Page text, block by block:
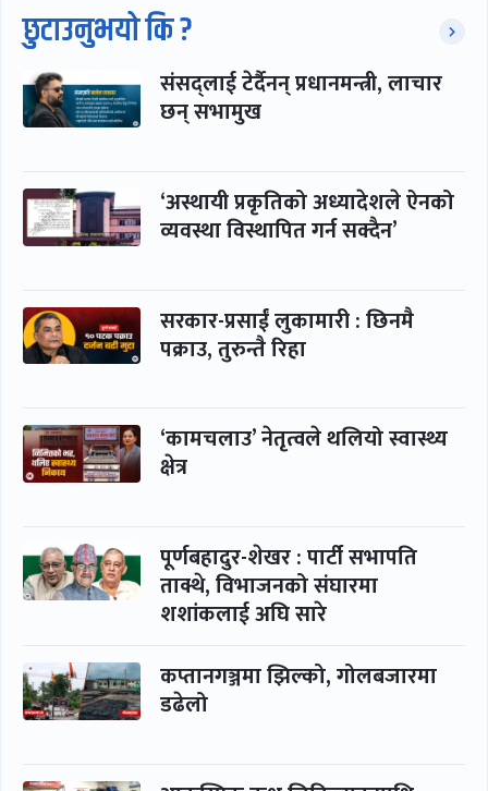
छुटाउनुभयो कि ?
संसद्लाई टेर्दैनन् प्रधानमन्त्री, लाचार
छन् सभामुख
‘अस्थायी प्रकृतिको अध्यादेशले ऐनको
व्यवस्था विस्थापित गर्न सक्दैन’
सरकार-प्रसाईं लुकामारी : छिनमै
पक्राउ, तुरुन्तै रिहा
‘कामचलाउ’ नेतृत्वले थलियो स्वास्थ्य
क्षेत्र
पूर्णबहादुर-शेखर : पार्टी सभापति
ताक्थे, विभाजनको संघारमा
शशांकलाई अघि सारे
कप्तानगञ्जमा झिल्को, गोलबजारमा
डढेलो